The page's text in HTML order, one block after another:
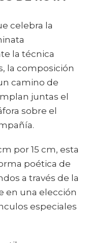
celebra la
la técnica
la composición
camino de
juntas el
sobre el
por 15 cm, esta
poética de
a través de la
en una elección
especiales